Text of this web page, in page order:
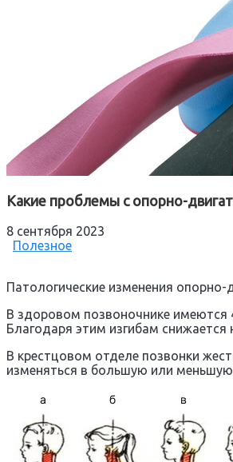
Какие проблемы с опорно-
8 сентября 2023
Полезное
Патологические изменения
В здоровом позвоночнике имеются
Благодаря этим изгибам
В крестцовом отделе позвонки
изменяться в большую или